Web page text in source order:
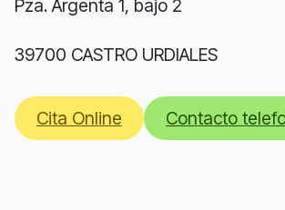
Pza. Argenta 1, bajo 2
39700 CASTRO URDIALES
Cita Online Contacto